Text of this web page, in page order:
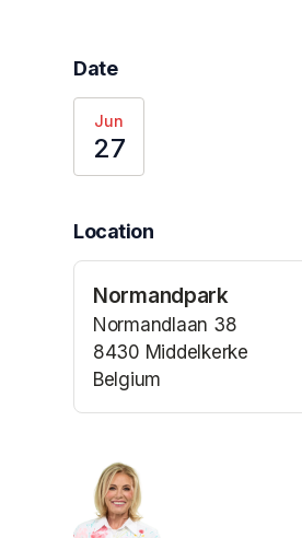
Date
Jun
27
Location
Normandpark
Normandlaan 38
8430 Middelkerke
Belgium
(opens in a new tab)